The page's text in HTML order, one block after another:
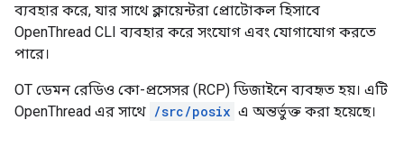
ব্যবহার করে, যার সাথে ক্লায়েন্টরা প্রোটোকল হিসাবে
OpenThread CLI ব্যবহার করে সংযোগ এবং যোগাযোগ করতে
পারে।
OT ডেমন রেডিও কো-প্রসেসর (RCP) ডিজাইনে ব্যবহৃত হয়। এটি
OpenThread এর সাথে /src/posix এ অন্তর্ভুক্ত করা হয়েছে।